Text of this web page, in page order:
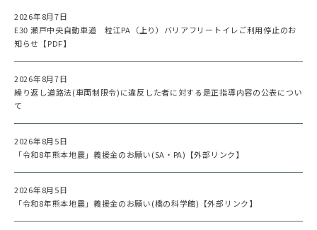
2026年8月7日
E30 瀬戸中央自動車道 粒江PA（上り）バリアフリートイレご利用停止のお
知らせ【PDF】
2026年8月7日
繰り返し道路法(車両制限令)に違反した者に対する是正指導内容の公表につい
て
2026年8月5日
「令和8年熊本地震」義援金のお願い(SA・PA)【外部リンク】
2026年8月5日
「令和8年熊本地震」義援金のお願い(橋の科学館)【外部リンク】